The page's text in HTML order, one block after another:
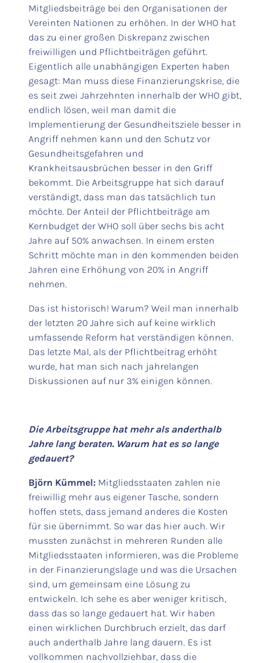
Mitgliedsbeiträge bei den Organisationen der
Vereinten Nationen zu erhöhen. In der WHO hat
das zu einer großen Diskrepanz zwischen
freiwilligen und Pflichtbeiträgen geführt.
Eigentlich alle unabhängigen Experten haben
gesagt: Man muss diese Finanzierungskrise, die
es seit zwei Jahrzehnten innerhalb der WHO gibt,
endlich lösen, weil man damit die
Implementierung der Gesundheitsziele besser in
Angriff nehmen kann und den Schutz vor
Gesundheitsgefahren und
Krankheitsausbrüchen besser in den Griff
bekommt. Die Arbeitsgruppe hat sich darauf
verständigt, dass man das tatsächlich tun
möchte. Der Anteil der Pflichtbeiträge am
Kernbudget der WHO soll über sechs bis acht
Jahre auf 50% anwachsen. In einem ersten
Schritt möchte man in den kommenden beiden
Jahren eine Erhöhung von 20% in Angriff
nehmen.
Das ist historisch! Warum? Weil man innerhalb
der letzten 20 Jahre sich auf keine wirklich
umfassende Reform hat verständigen können.
Das letzte Mal, als der Pflichtbeitrag erhöht
wurde, hat man sich nach jahrelangen
Diskussionen auf nur 3% einigen können.
Die Arbeitsgruppe hat mehr als anderthalb
Jahre lang beraten. Warum hat es so lange
gedauert?
Björn Kümmel: Mitgliedsstaaten zahlen nie
freiwillig mehr aus eigener Tasche, sondern
hoffen stets, dass jemand anderes die Kosten
für sie übernimmt. So war das hier auch. Wir
mussten zunächst in mehreren Runden alle
Mitgliedsstaaten informieren, was die Probleme
in der Finanzierungslage und was die Ursachen
sind, um gemeinsam eine Lösung zu
entwickeln. Ich sehe es aber weniger kritisch,
dass das so lange gedauert hat. Wir haben
einen wirklichen Durchbruch erzielt, das darf
auch anderthalb Jahre lang dauern. Es ist
vollkommen nachvollziehbar, dass die